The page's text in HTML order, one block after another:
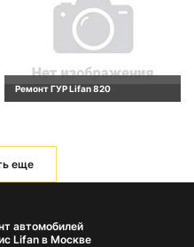
Ремонт ГУР Lifan 820
еще
автомобилей
Lifan в Москве